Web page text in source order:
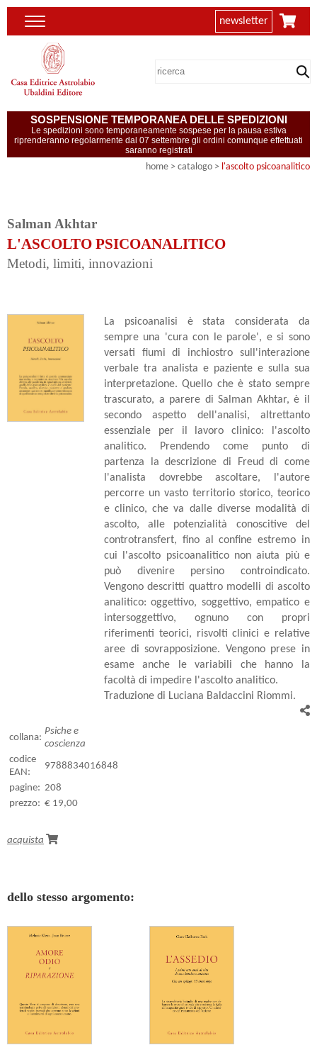
newsletter
SOSPENSIONE TEMPORANEA DELLE SPEDIZIONI
Le spedizioni sono temporaneamente sospese per la pausa estiva
riprenderanno regolarmente dal 07 settembre gli ordini comunque effettuati
saranno registrati
home > catalogo > l'ascolto psicoanalitico
Salman Akhtar
L'ASCOLTO PSICOANALITICO
Metodi, limiti, innovazioni
La psicoanalisi è stata considerata da
sempre una 'cura con le parole', e si sono
versati fiumi di inchiostro sull'interazione
verbale tra analista e paziente e sulla sua
interpretazione. Quello che è stato sempre
trascurato, a parere di Salman Akhtar, è il
secondo aspetto dell'analisi, altrettanto
essenziale per il lavoro clinico: l'ascolto
analitico. Prendendo come punto di
partenza la descrizione di Freud di come
l'analista dovrebbe ascoltare, l'autore
percorre un vasto territorio storico, teorico
e clinico, che va dalle diverse modalità di
ascolto, alle potenzialità conoscitive del
controtransfert, fino al confine estremo in
cui l'ascolto psicoanalitico non aiuta più e
può divenire persino controindicato.
Vengono descritti quattro modelli di ascolto
analitico: oggettivo, soggettivo, empatico e
intersoggettivo, ognuno con propri
riferimenti teorici, risvolti clinici e relative
aree di sovrapposizione. Vengono prese in
esame anche le variabili che hanno la
facoltà di impedire l'ascolto analitico.
Traduzione di Luciana Baldaccini Riommi.
collana:
Psiche e
coscienza
codice
EAN:
9788834016848
pagine: 208
prezzo: € 19,00
acquista
dello stesso argomento: